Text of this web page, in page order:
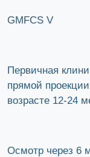
GMFCS V
Первичная
прямой
возрасте 12-24
Осмотр через 6